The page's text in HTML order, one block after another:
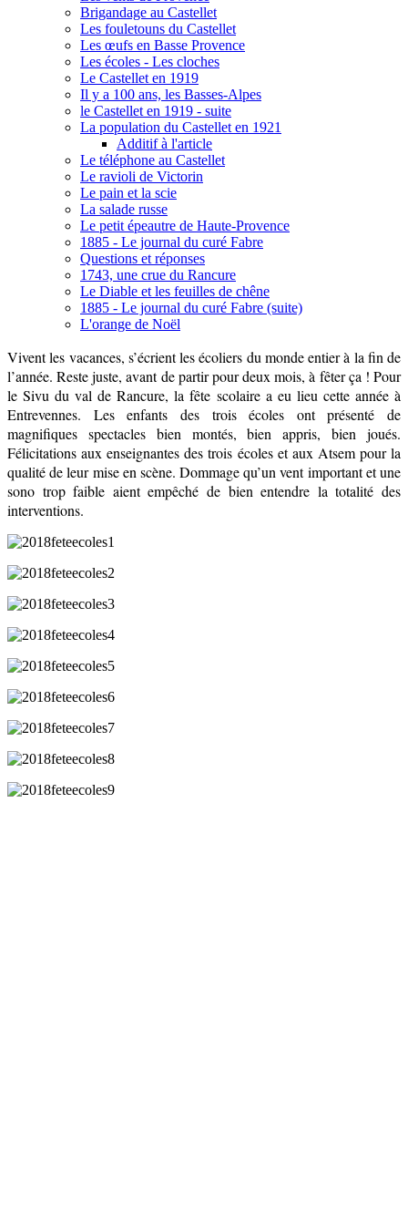
Brigandage au Castellet
Les fouletouns du Castellet
Les œufs en Basse Provence
Les écoles - Les cloches
Le Castellet en 1919
Il y a 100 ans, les Basses-Alpes
le Castellet en 1919 - suite
La population du Castellet en 1921
Additif à l'article
Le téléphone au Castellet
Le ravioli de Victorin
Le pain et la scie
La salade russe
Le petit épeautre de Haute-Provence
1885 - Le journal du curé Fabre
Questions et réponses
1743, une crue du Rancure
Le Diable et les feuilles de chêne
1885 - Le journal du curé Fabre (suite)
L'orange de Noël
Vivent les vacances, s’écrient les écoliers du monde entier à la fin de
l’année. Reste juste, avant de partir pour deux mois, à fêter ça ! Pour
le Sivu du val de Rancure, la fête scolaire a eu lieu cette année à
Entrevennes. Les enfants des trois écoles ont présenté de
magnifiques spectacles bien montés, bien appris, bien joués.
Félicitations aux enseignantes des trois écoles et aux Atsem pour la
qualité de leur mise en scène. Dommage qu’un vent important et une
sono trop faible aient empêché de bien entendre la totalité des
interventions.